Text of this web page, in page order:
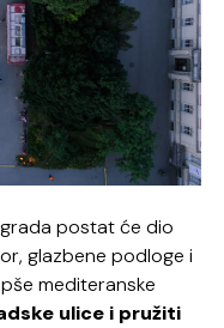
postat će dio
glazbene podloge i
mediteranske
ulice i pružiti